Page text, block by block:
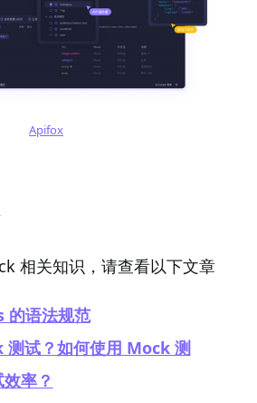
Apifox
相关知识，请查看以下文章
的语法规范
测试？如何使用 Mock 测
率？